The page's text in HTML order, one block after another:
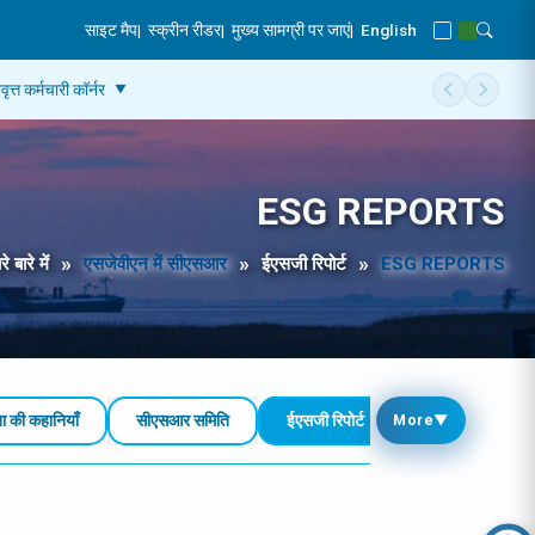
साइट मैप| स्क्रीन रीडर| मुख्य सामग्री पर जाएं| English
Blue Theme
Green
Toggle
कर्मचारी कॉर्नर
ScrollScroll
ESG REPORTS
बारे में एसजेवीएन में सीएसआर ईएसजी रिपोर्ट ESG REPORTS
कहानियाँ सीएसआर समिति ईएसजी रिपोर्ट वार्षिक सीएसआर और
More▼